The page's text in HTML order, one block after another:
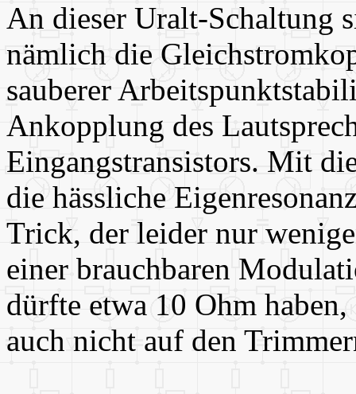
An dieser Uralt-Schaltung
nämlich die
sauberer
Ankopplung des
Eingangstransistors. Mit
die hässliche
Trick, der leider nur
einer brauchbaren
dürfte etwa 10 Ohm
auch nicht auf den